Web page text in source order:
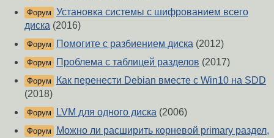
Форум Установка системы с шифрованием всего
диска (2016)
Форум Помогите с разбиением диска (2012)
Форум Проблема с таблицей разделов (2017)
Форум
Как перенести Debian вместе с Win10 на SDD
(2018)
Форум LVM для одного диска (2006)
Форум Можно ли расширить корневой primary раздел,